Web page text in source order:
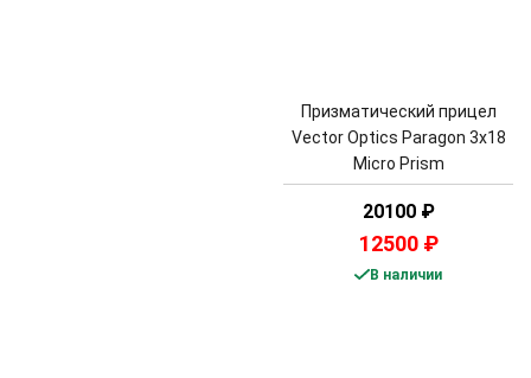
Призматический прицел
Vector Optics Paragon 3x18
Micro Prism
20100 ₽
12500 ₽
В наличии